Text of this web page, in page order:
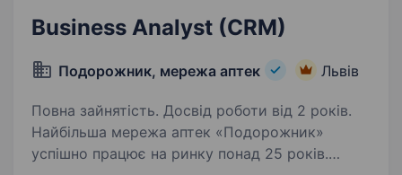
Business Analyst (CRM)
Подорожник, мережа аптек Львів
Повна зайнятість. Досвід роботи від 2 років.
Найбільша мережа аптек «Подорожник»
успішно працює на ринку понад 25 років.